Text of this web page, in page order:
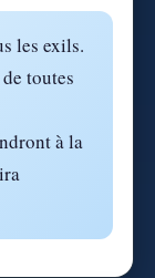
les exils.
toutes
à la